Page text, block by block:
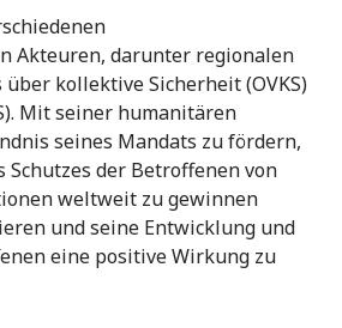
Akteuren, darunter regionalen
kollektive Sicherheit (OVKS)
Mit seiner humanitären
seines Mandats zu fördern,
der Betroffenen von
weltweit zu gewinnen
und seine Entwicklung und
eine positive Wirkung zu